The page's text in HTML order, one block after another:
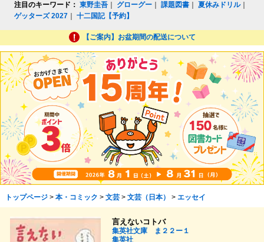
注目のキーワード： 東野圭吾 グローグー ｜課題図書 ｜夏休みドリル｜
ゲッターズ 2027 ｜十二国記【予約】
【ご案内】お盆期間の配送について
トップページ> 本・コミック > 文芸> 文芸（日本） > エッセイ
言えないコトバ
集英社文庫 ま２２ー１
集英社